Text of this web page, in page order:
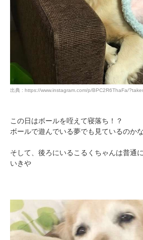
出典 : https://www.instagram.com/p/BPC2R6ThaFa/
この日はボールを咥えて寝落ち！？
ボールで遊んでいる夢でも見ているのか
そして、後ろにいるこるくちゃんは普通
いきや